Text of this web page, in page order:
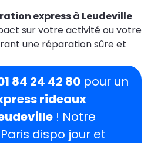
express à Leudeville
sur votre activité ou votre
une réparation sûre et
84 24 42 80 pour un
rideaux
! Notre
dispo jour et